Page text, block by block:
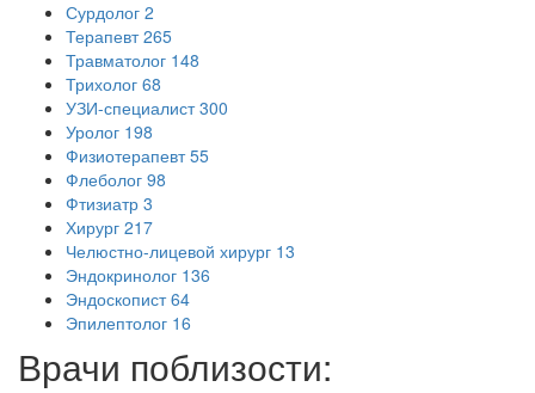
Сурдолог 2
Терапевт 265
Травматолог 148
Трихолог 68
УЗИ-специалист 300
Уролог 198
Физиотерапевт 55
Флеболог 98
Фтизиатр 3
Хирург 217
Челюстно-лицевой хирург 13
Эндокринолог 136
Эндоскопист 64
Эпилептолог 16
Врачи поблизости: